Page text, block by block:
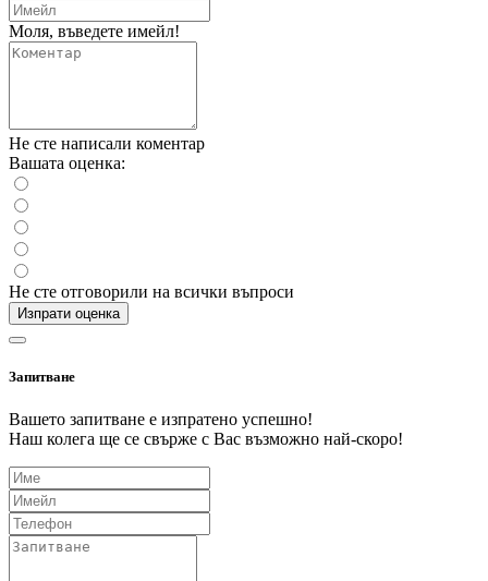
Моля, въведете имейл!
Не сте написали коментар
Вашата оценка:
Не сте отговорили на всички въпроси
Изпрати оценка
Запитване
Вашето запитване е изпратено успешно!
Наш колега ще се свърже с Вас възможно най-скоро!